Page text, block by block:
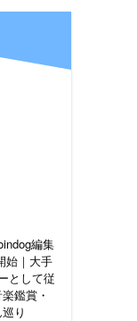
編集
始｜大手
として従
鑑賞・
り